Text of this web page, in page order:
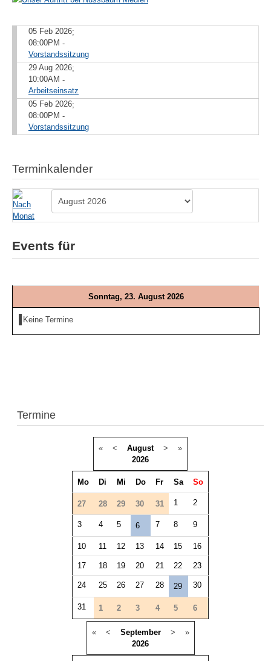
05 Feb 2026;
08:00PM -
Vorstandssitzung
29 Aug 2026;
10:00AM -
Arbeitseinsatz
05 Feb 2026;
08:00PM -
Vorstandssitzung
Terminkalender
Events für
Sonntag, 23. August 2026
Keine Termine
Termine
« <
August
2026
> »
Mo Di Mi Do Fr Sa So
27 28 29 30 31 1 2
3 4 5 6 7 8 9
10 11 12 13 14 15 16
17 18 19 20 21 22 23
24 25 26 27 28 29 30
31 1 2 3 4 5 6
« <
September
2026
> »